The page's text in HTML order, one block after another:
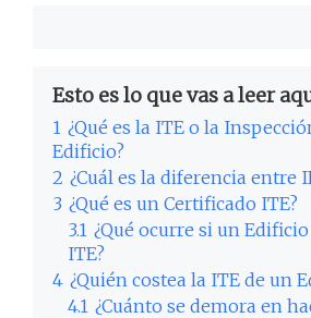
Esto es lo que vas a leer
1 ¿Qué es la ITE o la
Edificio?
2 ¿Cuál es la diferencia entre
3 ¿Qué es un Certificado ITE?
3.1 ¿Qué ocurre si un
ITE?
4 ¿Quién costea la ITE de un
4.1 ¿Cuánto se demora en